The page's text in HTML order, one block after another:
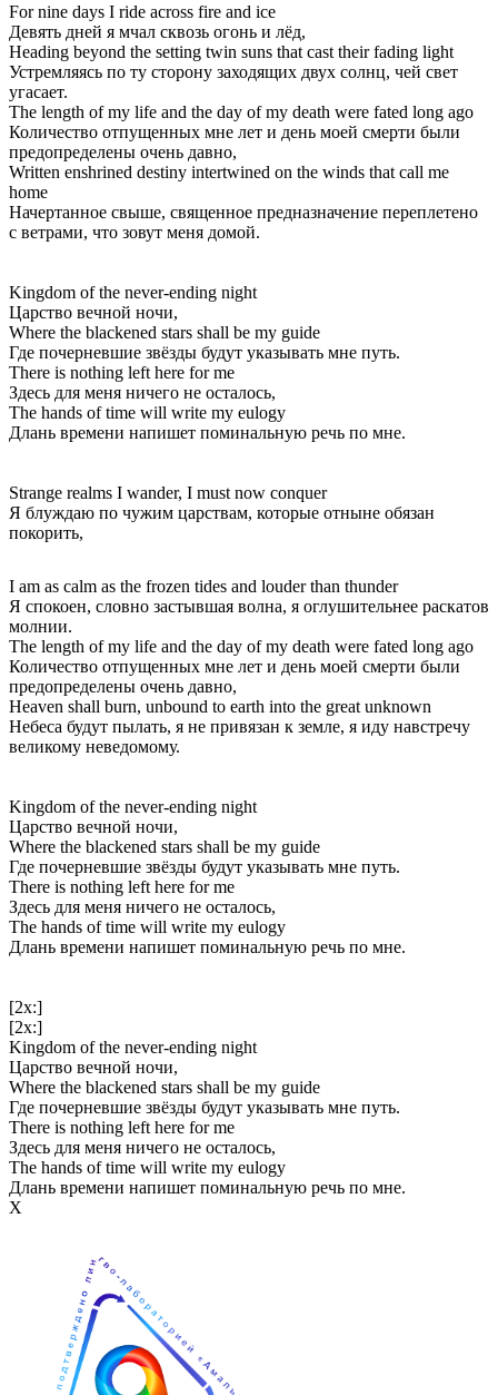
For nine days I ride across fire and ice
Девять дней я мчал сквозь огонь и лёд,
Heading beyond the setting twin suns that cast their fading light
Устремляясь по ту сторону заходящих двух солнц, чей свет
угасает.
The length of my life and the day of my death were fated long ago
Количество отпущенных мне лет и день моей смерти были
предопределены очень давно,
Written enshrined destiny intertwined on the winds that call me
home
Начертанное свыше, священное предназначение переплетено
с ветрами, что зовут меня домой.
Kingdom of the never-ending night
Царство вечной ночи,
Where the blackened stars shall be my guide
Где почерневшие звёзды будут указывать мне путь.
There is nothing left here for me
Здесь для меня ничего не осталось,
The hands of time will write my eulogy
Длань времени напишет поминальную речь по мне.
Strange realms I wander, I must now conquer
Я блуждаю по чужим царствам, которые отныне обязан
покорить,
I am as calm as the frozen tides and louder than thunder
Я спокоен, словно застывшая волна, я оглушительнее раскатов
молнии.
The length of my life and the day of my death were fated long ago
Количество отпущенных мне лет и день моей смерти были
предопределены очень давно,
Heaven shall burn, unbound to earth into the great unknown
Небеса будут пылать, я не привязан к земле, я иду навстречу
великому неведомому.
Kingdom of the never-ending night
Царство вечной ночи,
Where the blackened stars shall be my guide
Где почерневшие звёзды будут указывать мне путь.
There is nothing left here for me
Здесь для меня ничего не осталось,
The hands of time will write my eulogy
Длань времени напишет поминальную речь по мне.
[2x:]
[2x:]
Kingdom of the never-ending night
Царство вечной ночи,
Where the blackened stars shall be my guide
Где почерневшие звёзды будут указывать мне путь.
There is nothing left here for me
Здесь для меня ничего не осталось,
The hands of time will write my eulogy
Длань времени напишет поминальную речь по мне.
Х